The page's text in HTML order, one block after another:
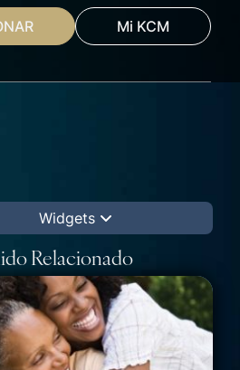
Mi KCM
Widgets
Relacionado